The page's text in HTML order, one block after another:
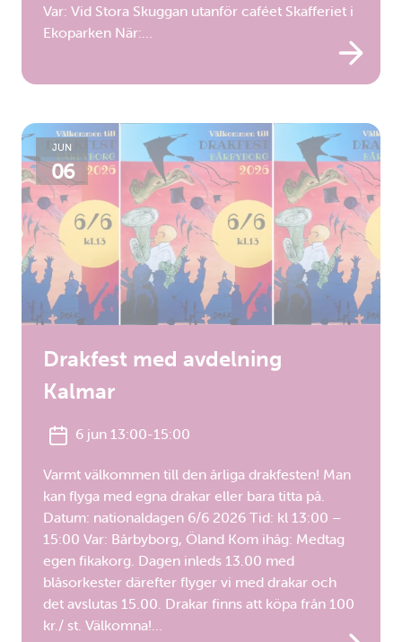
Var: Vid Stora Skuggan utanför caféet Skafferiet i
Ekoparken När:…
JUN
06
Drakfest med avdelning
Kalmar
6 jun 13:00-15:00
Varmt välkommen till den årliga drakfesten! Man
kan flyga med egna drakar eller bara titta på.
Datum: nationaldagen 6/6 2026 Tid: kl 13:00 –
15:00 Var: Bårbyborg, Öland Kom ihåg: Medtag
egen fikakorg. Dagen inleds 13.00 med
blåsorkester därefter flyger vi med drakar och
det avslutas 15.00. Drakar finns att köpa från 100
kr./ st. Välkomna!…